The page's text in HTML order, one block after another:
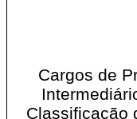
Cargos de
Classificação